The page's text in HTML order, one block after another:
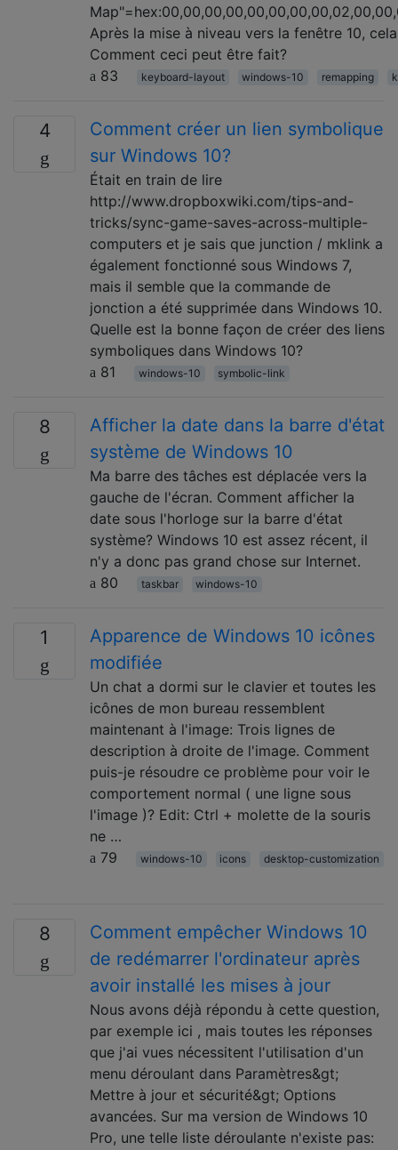
Après la mise à niveau vers la fenêtre 10,
Comment ceci peut être fait?
83
keyboard-layout windows-10 remapping
4
Comment créer un lien symbolique
sur Windows 10?
Était en train de lire
http://www.dropboxwiki.com/tips-and-
tricks/sync-game-saves-across-multiple-
computers et je sais que junction / mklink a
également fonctionné sous Windows 7,
mais il semble que la commande de
jonction a été supprimée dans Windows 10.
Quelle est la bonne façon de créer des liens
symboliques dans Windows 10?
81
windows-10 symbolic-link
8
Afficher la date dans la barre d'état
système de Windows 10
Ma barre des tâches est déplacée vers la
gauche de l'écran. Comment afficher la
date sous l'horloge sur la barre d'état
système? Windows 10 est assez récent, il
n'y a donc pas grand chose sur Internet.
80
taskbar windows-10
1
Apparence de Windows 10 icônes
modifiée
Un chat a dormi sur le clavier et toutes les
icônes de mon bureau ressemblent
maintenant à l'image: Trois lignes de
description à droite de l'image. Comment
puis-je résoudre ce problème pour voir le
comportement normal ( une ligne sous
l'image )? Edit: Ctrl + molette de la souris
ne …
79
windows-10 icons desktop-customization
8
Comment empêcher Windows 10
de redémarrer l'ordinateur après
avoir installé les mises à jour
Nous avons déjà répondu à cette question,
par exemple ici , mais toutes les réponses
que j'ai vues nécessitent l'utilisation d'un
menu déroulant dans Paramètres&gt;
Mettre à jour et sécurité&gt; Options
avancées. Sur ma version de Windows 10
Pro, une telle liste déroulante n'existe pas: